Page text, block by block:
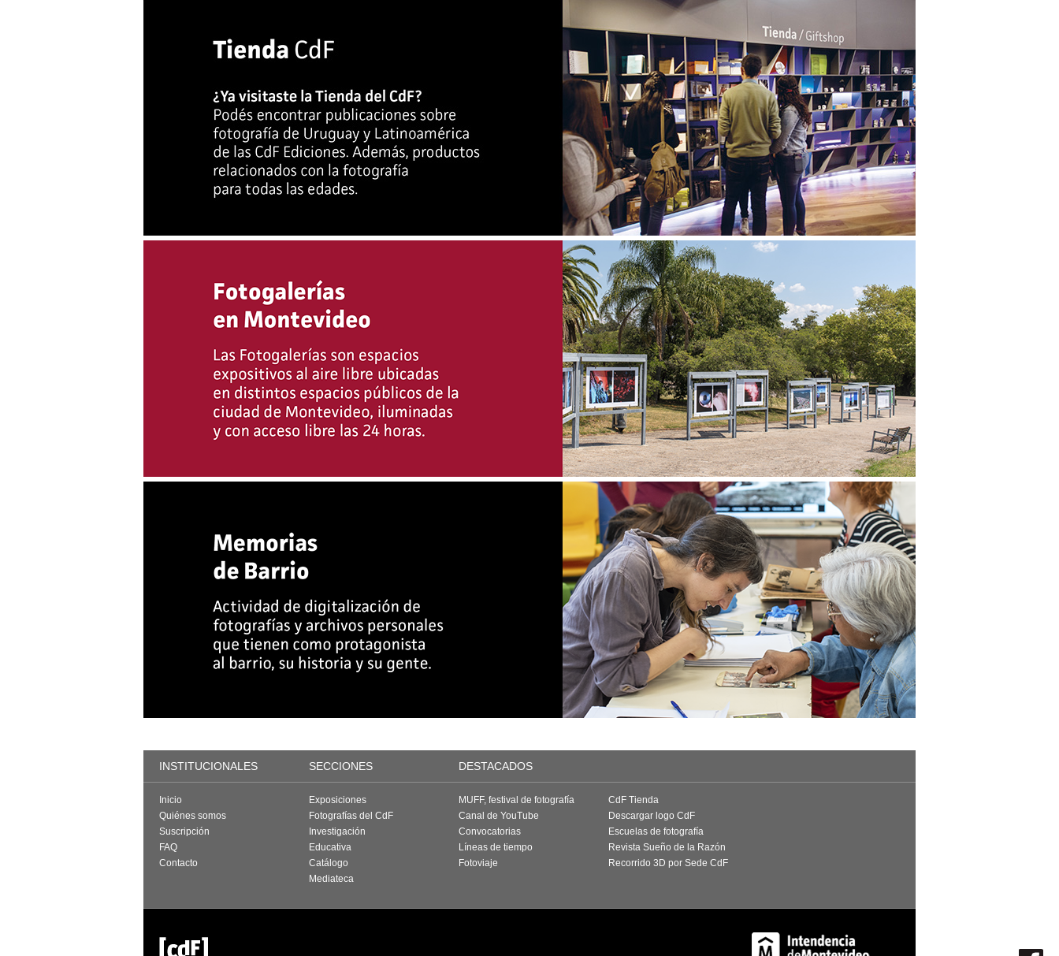
INSTITUCIONALES SECCIONES DESTACADOS
Inicio
Quiénes somos
Suscripción
FAQ
Contacto
Exposiciones
Fotografías del CdF
Investigación
Educativa
Catálogo
Mediateca
MUFF, festival de fotografía
Canal de YouTube
Convocatorias
Líneas de tiempo
Fotoviaje
CdF Tienda
Descargar logo CdF
Escuelas de fotografía
Revista Sueño de la Razón
Recorrido 3D por Sede CdF